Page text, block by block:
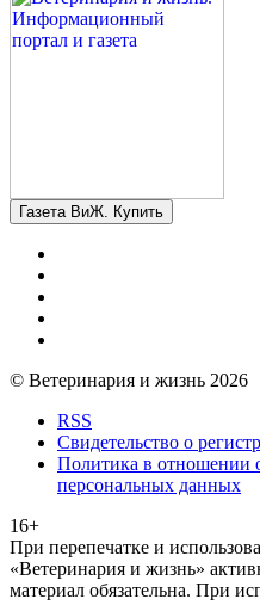
Газета ВиЖ. Купить
© Ветеринария и жизнь 2026
RSS
Свидетельство о
Политика в отношении
персональных данных
16+
При перепечатке и
«Ветеринария и жизнь»
материал обязательна. При